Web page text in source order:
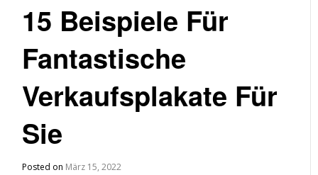
15 Beispiele Für
Fantastische
Verkaufsplakate Für
Sie
Posted on März 15, 2022